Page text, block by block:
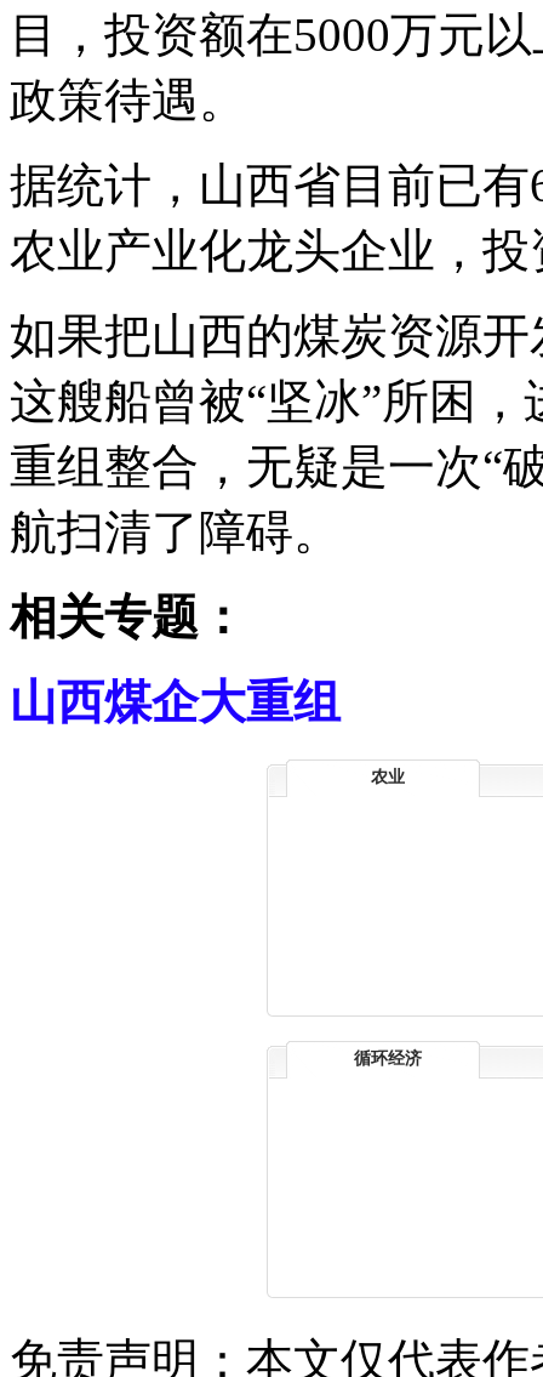
目，投资额在5000万元
政策待遇。
据统计，山西省目前已
农业产业化龙头企业，
如果把山西的煤炭资源
这艘船曾被“坚冰”所困
重组整合，无疑是一次“
航扫清了障碍。
相关专题：
山西煤企大重组
农业
循环经济
免责声明：本文仅代表